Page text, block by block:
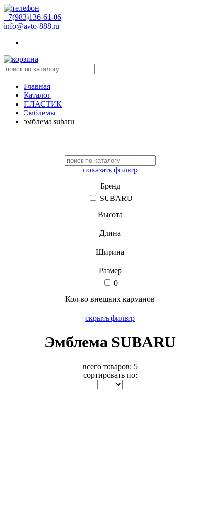
+7(983)136-61-06
info@avto-888.ru
Главная
Каталог
ПЛАСТИК
Эмблемы
эмблема subaru
показать фильтр
Бренд
SUBARU
Высота
Длина
Ширина
Размер
0
Кол-во внешних карманов
скрыть фильтр
Эмблема SUBARU
всего товаров: 5
сортировать по: